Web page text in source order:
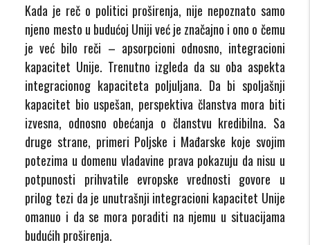
Kada je reč o politici proširenja, nije nepoznato samo
njeno mesto u budućoj Uniji već je značajno i ono o čemu
je već bilo reči – apsorpcioni odnosno, integracioni
kapacitet Unije. Trenutno izgleda da su oba aspekta
integracionog kapaciteta poljuljana. Da bi spoljašnji
kapacitet bio uspešan, perspektiva članstva mora biti
izvesna, odnosno obećanja o članstvu kredibilna. Sa
druge strane, primeri Poljske i Mađarske koje svojim
potezima u domenu vladavine prava pokazuju da nisu u
potpunosti prihvatile evropske vrednosti govore u
prilog tezi da je unutrašnji integracioni kapacitet Unije
omanuo i da se mora poraditi na njemu u situacijama
budućih proširenja.